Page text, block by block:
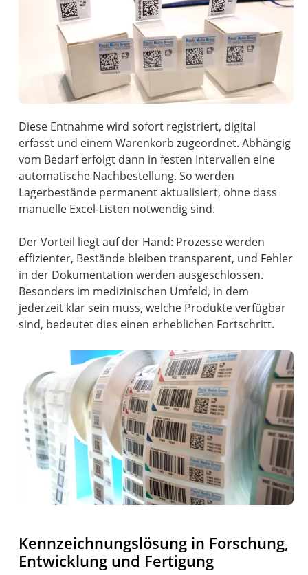
Diese Entnahme wird sofort registriert, digital
erfasst und einem Warenkorb zugeordnet. Abhängig
vom Bedarf erfolgt dann in festen Intervallen eine
automatische Nachbestellung. So werden
Lagerbestände permanent aktualisiert, ohne dass
manuelle Excel-Listen notwendig sind.
Der Vorteil liegt auf der Hand: Prozesse werden
effizienter, Bestände bleiben transparent, und Fehler
in der Dokumentation werden ausgeschlossen.
Besonders im medizinischen Umfeld, in dem
jederzeit klar sein muss, welche Produkte verfügbar
sind, bedeutet dies einen erheblichen Fortschritt.
Kennzeichnungslösung in Forschung,
Entwicklung und Fertigung